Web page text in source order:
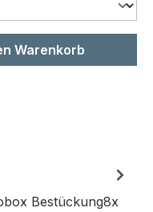
Warenkorb
Bestückung8x